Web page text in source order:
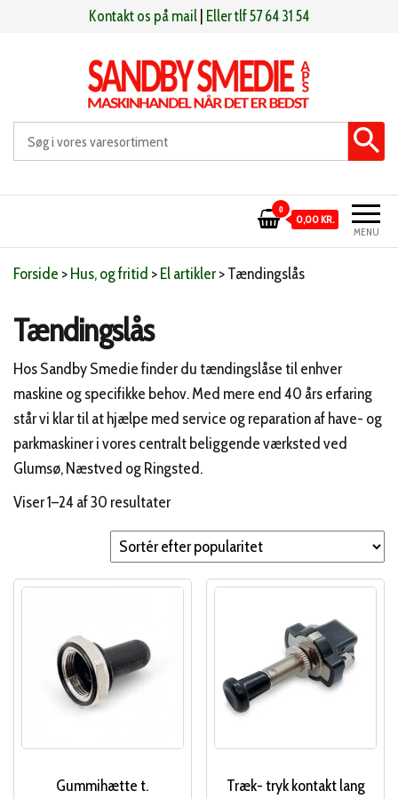
Kontakt os på mail Eller tlf 57 64 31 54
Sandby smeden Maskinhandel når det er bedst
MENU
0
0,00 KR.
Forside >Hus, og fritid >El artikler>Tændingslås
Tændingslås
Hos Sandby Smedie finder du tændingslåse til enhver
maskine og specifikke behov. Med mere end 40 års erfaring
står vi klar til at hjælpe med service og reparation af have- og
parkmaskiner i vores centralt beliggende værksted ved
Glumsø, Næstved og Ringsted.
Viser 1–24 af 30 resultaterSorteret
efter
popularitet
Gummihætte t.
Træk- tryk kontakt lang